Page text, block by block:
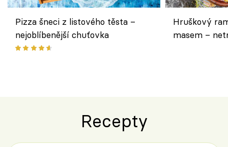
Pizza šneci z listového těsta –
nejoblíbenější chuťovka
Hruškový
masem –
Recepty